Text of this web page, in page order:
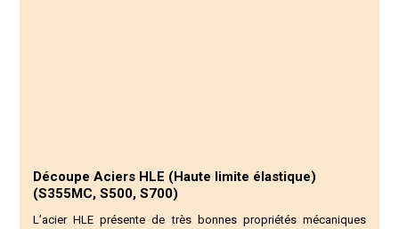
Découpe Aciers HLE (Haute limite élastique)
(S355MC, S500, S700)
L’acier HLE présente de très bonnes propriétés mécaniques